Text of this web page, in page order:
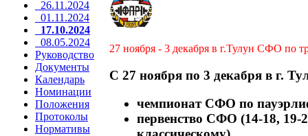
26.11.2024
01.11.2024
17.10.2024
08.05.2024
Руководство
Документы
Календарь
Номинации
Положения
Протоколы
Нормативы
27 ноября - 3 декабря в г.Тулун СФО по
С 27 ноября по 3 декабря в г.
чемпионат СФО по
первенство СФО (14-18, 19-